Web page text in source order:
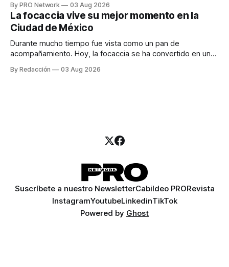
para los textos, alguien que supiera de publicidad digital
para encontrar prospectos, un vendedor para atender
llamadas y mensajes, y —con suerte— una persona
By PRO Network 03 Aug 2026
La focaccia vive su mejor momento en la
Ciudad de México
Durante mucho tiempo fue vista como un pan de
acompañamiento. Hoy, la focaccia se ha convertido en uno
artesanal, ingredientes de calidad y experiencias que
By Redacción 03 Aug 2026
Suscríbete a nuestro NewsletterCabildeo PRORevista
InstagramYoutubeLinkedinTikTok
Powered by Ghost